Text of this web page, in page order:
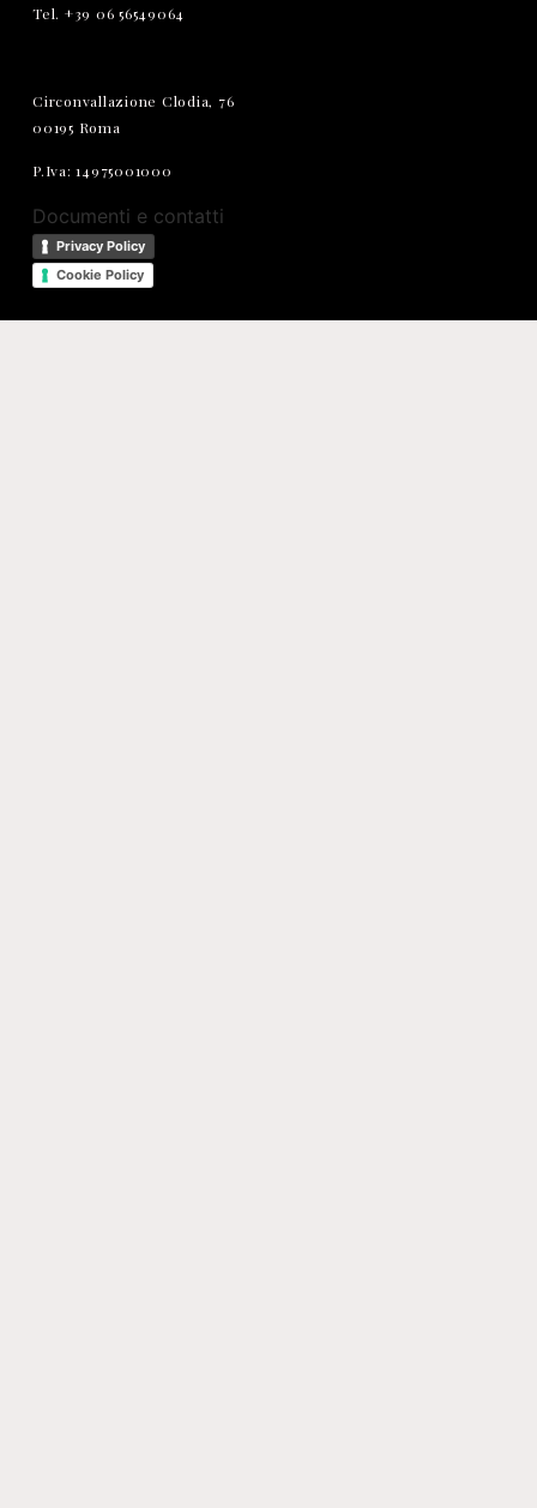
Tel. +39 06 56549064
Circonvallazione Clodia, 76
00195 Roma
P.Iva: 14975001000
Documenti e contatti
Privacy Policy
Cookie Policy